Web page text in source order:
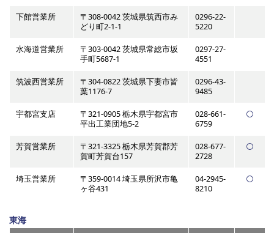
下館営業所
〒308-0042 茨城県筑西市み
どり町2-1-1
0296-22-
5220
水海道営業所
〒303-0042 茨城県常総市坂
手町5687-1
0297-27-
4551
筑波西営業所
〒304-0822 茨城県下妻市皆
葉1176-7
0296-43-
9485
宇都宮支店
〒321-0905 栃木県宇都宮市
平出工業団地5-2
028-661-
6759
芳賀営業所
〒321-3325 栃木県芳賀郡芳
賀町芳賀台157
028-677-
2728
埼玉営業所
〒359-0014 埼玉県所沢市亀
ヶ谷431
04-2945-
8210
東海